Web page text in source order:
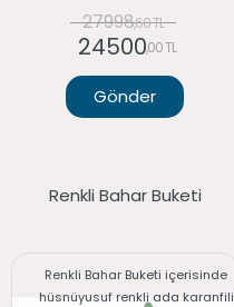
27998,60 TL
24500,00 TL
Gönder
Renkli Bahar Buketi
Renkli Bahar Buketi içerisinde
hüsnüyusuf renkli ada karanfili